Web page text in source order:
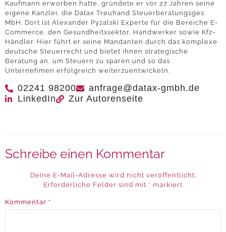
Kaufmann erworben hatte, gründete er vor 27 Jahren seine
eigene Kanzlei, die Datax Treuhand Steuerberatungsges.
MbH. Dort ist Alexander Pyzalski Experte für die Bereiche E-
Commerce, den Gesundheitssektor, Handwerker sowie Kfz-
Händler. Hier führt er seine Mandanten durch das komplexe
deutsche Steuerrecht und bietet ihnen strategische
Beratung an, um Steuern zu sparen und so das
Unternehmen erfolgreich weiterzuentwickeln.
02241 98200
anfrage@datax-gmbh.de
LinkedIn
Zur Autorenseite
Schreibe einen Kommentar
Deine E-Mail-Adresse wird nicht veröffentlicht.
Erforderliche Felder sind mit * markiert
Kommentar *